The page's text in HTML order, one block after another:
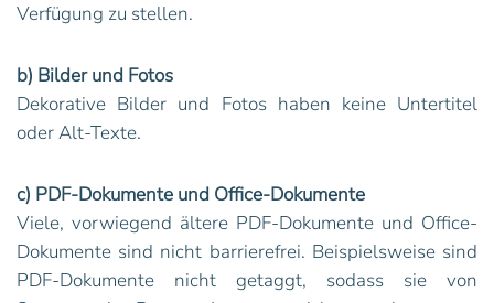
Verfügung zu stellen.
b) Bilder und Fotos
Dekorative Bilder und Fotos haben keine Untertitel
oder Alt-Texte.
c) PDF-Dokumente und Office-Dokumente
Viele, vorwiegend ältere PDF-Dokumente und Office-
Dokumente sind nicht barrierefrei. Beispielsweise sind
PDF-Dokumente nicht getaggt, sodass sie von